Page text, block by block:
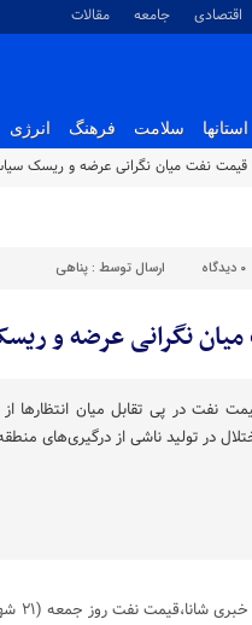
اقتصادی جامعه مقالات
استانها سلامت فرهنگ انرژی
قیمت نفت میان نگرانی‌ عرضه و ریسک‌
۰ دیدگاه ارسال توسط : پناهی
نگرانی‌ عرضه و
نفت در پی تقابل میان
در تولید ناشی از درگیری‌های
به